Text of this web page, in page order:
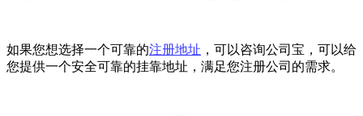
如果您想选择一个可靠的注册地址 ，可以咨询公司宝，可以给
您提供一个安全可靠的挂靠地址，满足您注册公司的需求。